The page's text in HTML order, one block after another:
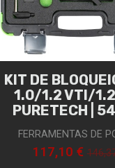
KIT DE
1.0/1.2 VTI/1.2
PURETECH |
FERRAMENTAS DE
117,10 €